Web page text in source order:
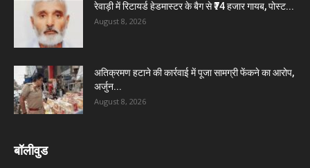
रेवाड़ी में रिटायर्ड हेडमास्टर के बैग से ₹74 हजार गायब, पोस्ट...
August 8, 2026
अतिक्रमण हटाने की कार्रवाई में पूजा सामग्री फेंकने का आरोप,
अर्जुन...
August 8, 2026
बॉलीवुड